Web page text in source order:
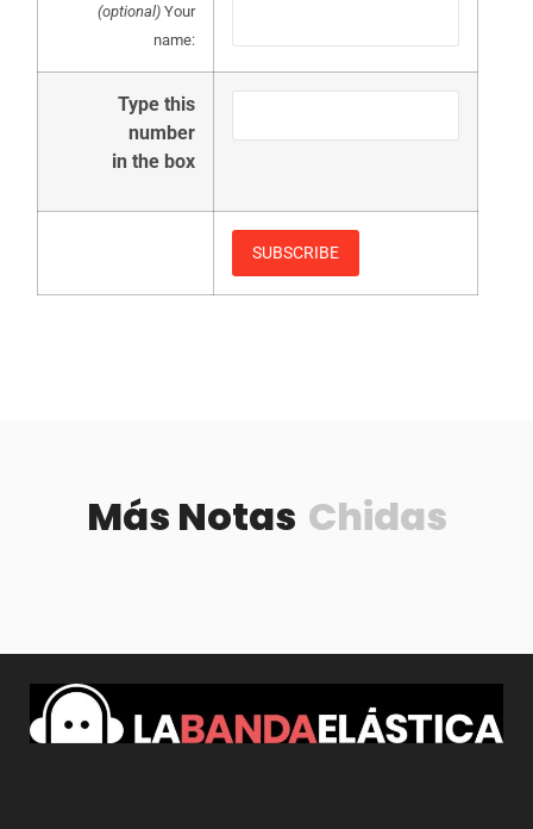
(optional) Your
name:
Type this
number
in the box
Más Notas Chidas